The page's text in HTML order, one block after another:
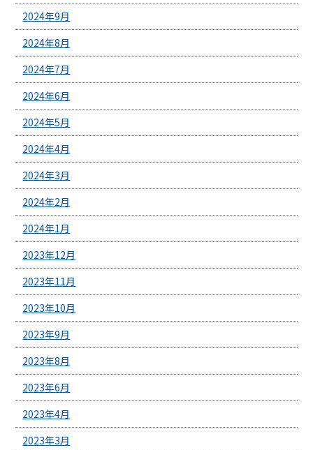
2024年9月
2024年8月
2024年7月
2024年6月
2024年5月
2024年4月
2024年3月
2024年2月
2024年1月
2023年12月
2023年11月
2023年10月
2023年9月
2023年8月
2023年6月
2023年4月
2023年3月